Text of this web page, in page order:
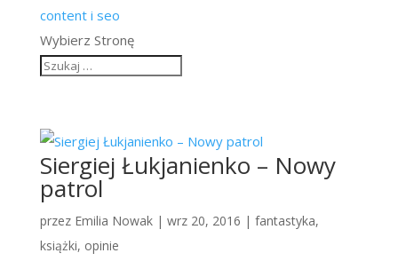
content i seo
Wybierz Stronę
Siergiej Łukjanienko – Nowy
patrol
przez Emilia Nowak| wrz 20, 2016 | fantastyka,
książki, opinie